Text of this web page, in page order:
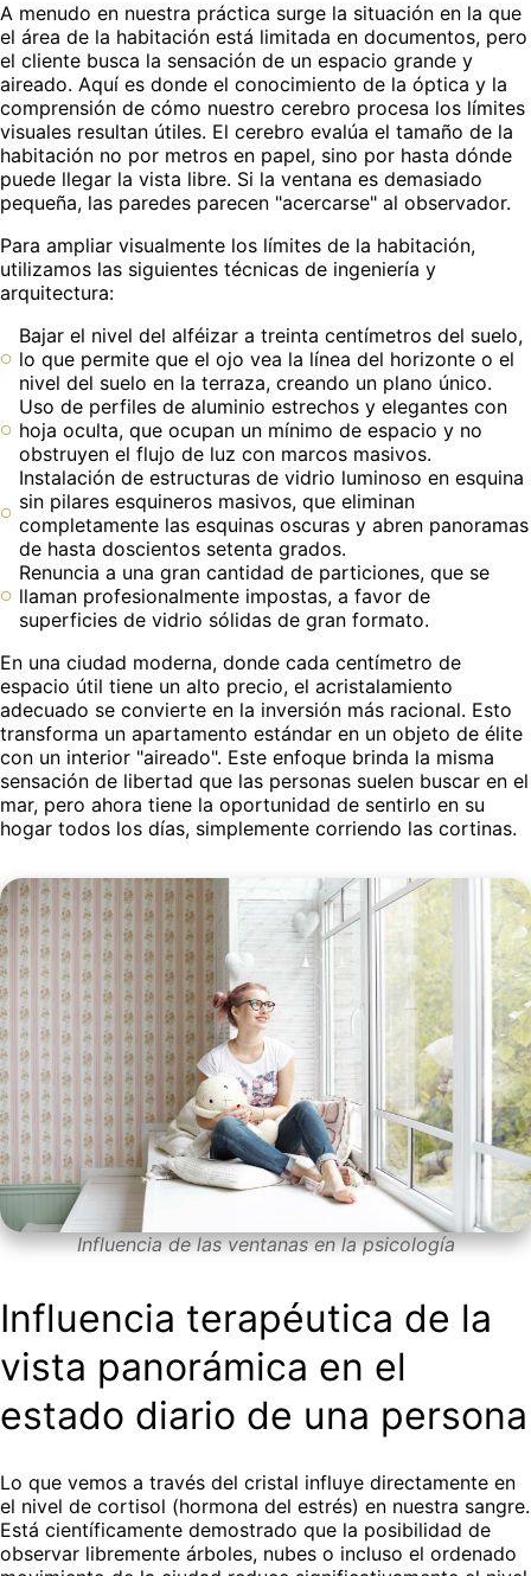
A menudo en nuestra práctica surge la situación en la que
el área de la habitación está limitada en documentos, pero
el cliente busca la sensación de un espacio grande y
aireado. Aquí es donde el conocimiento de la óptica y la
comprensión de cómo nuestro cerebro procesa los límites
visuales resultan útiles. El cerebro evalúa el tamaño de la
habitación no por metros en papel, sino por hasta dónde
puede llegar la vista libre. Si la ventana es demasiado
pequeña, las paredes parecen "acercarse" al observador.
Para ampliar visualmente los límites de la habitación,
utilizamos las siguientes técnicas de ingeniería y
arquitectura:
Bajar el nivel del alféizar a treinta centímetros del suelo,
lo que permite que el ojo vea la línea del horizonte o el
nivel del suelo en la terraza, creando un plano único.
Uso de perfiles de aluminio estrechos y elegantes con
hoja oculta, que ocupan un mínimo de espacio y no
obstruyen el flujo de luz con marcos masivos.
Instalación de estructuras de vidrio luminoso en esquina
sin pilares esquineros masivos, que eliminan
completamente las esquinas oscuras y abren panoramas
de hasta doscientos setenta grados.
Renuncia a una gran cantidad de particiones, que se
llaman profesionalmente impostas, a favor de
superficies de vidrio sólidas de gran formato.
En una ciudad moderna, donde cada centímetro de
espacio útil tiene un alto precio, el acristalamiento
adecuado se convierte en la inversión más racional. Esto
transforma un apartamento estándar en un objeto de élite
con un interior "aireado". Este enfoque brinda la misma
sensación de libertad que las personas suelen buscar en el
mar, pero ahora tiene la oportunidad de sentirlo en su
hogar todos los días, simplemente corriendo las cortinas.
Influencia de las ventanas en la psicología
Influencia terapéutica de la
vista panorámica en el
estado diario de una persona
Lo que vemos a través del cristal influye directamente en
el nivel de cortisol (hormona del estrés) en nuestra sangre.
Está científicamente demostrado que la posibilidad de
observar libremente árboles, nubes o incluso el ordenado